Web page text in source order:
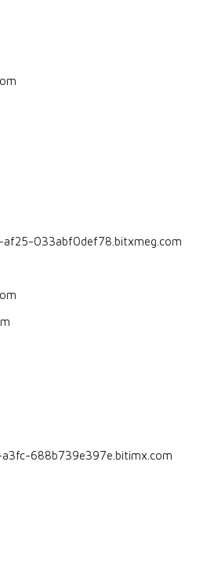
033abf0def78.bitxmeg.com
688b739e397e.bitimx.com